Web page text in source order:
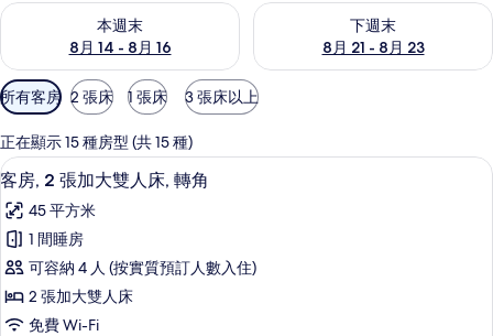
本週末
8月 14 - 8月 16
查看本週末 8月 14 - 8月 16的可訂空房
下週末
8月 21 - 8月 23
查看下週末 8月 21 - 8月 23的
可
用
嘅
客
房
篩
選
條
所有客房 2 張床 1 張床 3 張床以上
正在顯示 15 種房型 (共 15 種)
載
入
所
有
客
房,
書桌、手提電腦工作空間、遮光窗簾/
5
客房, 2 張加大雙人床, 轉角
45 平方米
1 間睡房
可容納 4 人 (按實質預訂人數入住)
2 張加大雙人床
免費 Wi-Fi